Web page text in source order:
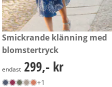
299,- kr
Smickrande klänning med
blomstertryck
299,- kr
endast 299,- kr
+1